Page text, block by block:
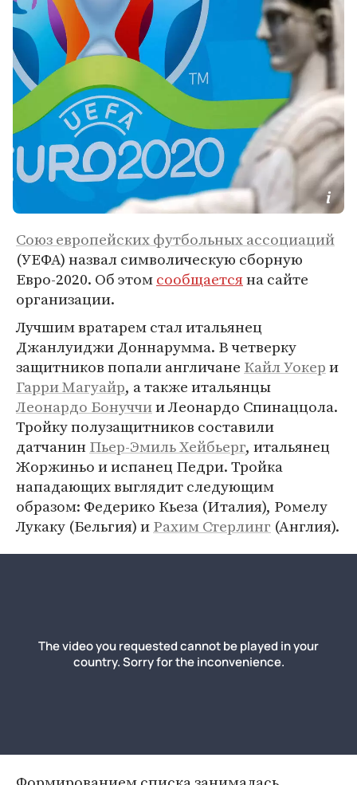
Союз европейских футбольных ассоциаций
(УЕФА) назвал символическую сборную
Евро-2020. Об этомсообщаетсяна сайте
организации.
Лучшим вратарем стал итальянец
Джанлуиджи Доннарумма. В четверку
защитников попали англичане Кайл Уокери
Гарри Магуайр, а также итальянцы
Леонардо Бонуччии Леонардо Спинаццола.
Тройку полузащитников составили
датчанинПьер-Эмиль Хейбьерг, итальянец
Жоржиньо и испанец Педри. Тройка
нападающих выглядит следующим
образом: Федерико Кьеза (Италия), Ромелу
Лукаку (Бельгия) иРахим Стерлинг (Англия) .